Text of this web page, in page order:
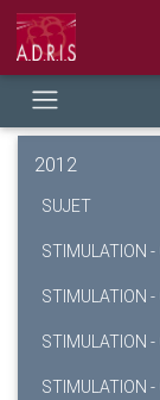
2012
SUJET
STIMULATION
STIMULATION -
STIMULATION -
STIMULATION -